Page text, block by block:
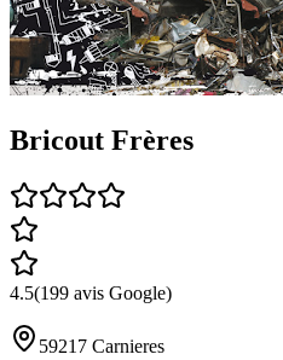
Bricout Frères
4.5(199 avis Google)
59217 Carnieres